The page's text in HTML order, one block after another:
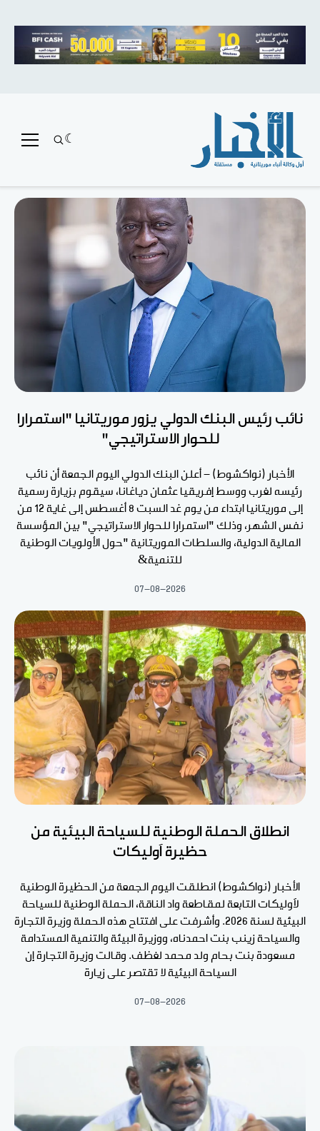
نائب رئيس البنك الدولي يزور موريتانيا "استمرارا
للحوار الاستراتيجي"
الأخبار (نواكشوط) - أعلن البنك الدولي اليوم الجمعة أن نائب
رئيسه لغرب ووسط إفريقيا عثمان دياغانا، سيقوم بزيارة رسمية
إلى موريتانيا ابتداء من يوم غد السبت 8 أغسطس إلى غاية 12 من
نفس الشهر، وذلك "استمرارا للحوار الاستراتيجي" بين المؤسسة
المالية الدولية، والسلطات الموريتانية "حول الأولويات الوطنية
للتنمية&
07-08-2026
انطلاق الحملة الوطنية للسياحة البيئية من
حظيرة آوليكات
الأخبار (نواكشوط) انطلقت اليوم الجمعة من الحظيرة الوطنية
لآوليكات التابعة لمقاطعة واد الناقة، الحملة الوطنية للسياحة
البيئية لسنة 2026. وأشرفت على افتتاح هذه الحملة وزيرة التجارة
والسياحة زينب بنت احمدناه، ووزيرة البيئة والتنمية المستدامة
مسعودة بنت بحام ولد محمد لغظف. وقالت وزيرة التجارة إن
السياحة البيئية لا تقتصر على زيارة
07-08-2026